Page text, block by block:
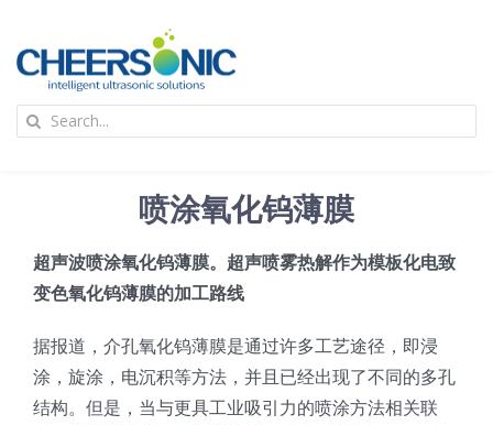
content
超声波设备
技术及原理
Search
喷涂氧化钨薄膜
超声波喷涂氧化钨薄膜。超声喷雾热解作为模板化电致
变色氧化钨薄膜的加工路线
据报道，介孔氧化钨薄膜是通过许多工艺途径，即浸
涂，旋涂，电沉积等方法，并且已经出现了不同的多孔
结构。但是，当与更具工业吸引力的喷涂方法相关联